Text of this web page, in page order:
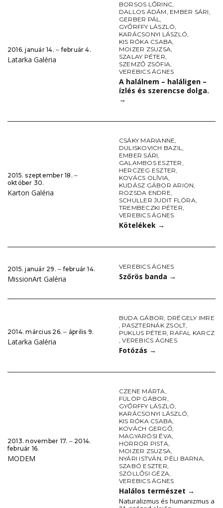
2016. január 14. ‒ február 4.
Latarka Galéria
BORSOS LŐRINC,
DALLOS ÁDÁM, EMBER SÁRI,
GERBER PÁL,
GYŐRFFY LÁSZLÓ,
KARÁCSONYI LÁSZLÓ,
KIS RÓKA CSABA,
MOIZER ZSUZSA,
SZALAY PÉTER,
SZEMZŐ ZSÓFIA,
VEREBICS ÁGNES
A halálnem – haláligen –
ízlés és szerencse dolga.
→
2015. szeptember 18. ‒
október 30.
Karton Galéria
CSÁKY MARIANNE,
DULISKOVICH BAZIL,
EMBER SÁRI,
GALAMBOS ESZTER,
HERCZEG ESZTER,
KOVÁCS OLÍVIA,
KUDÁSZ GÁBOR ARION,
ROZSDA ENDRE,
SCHULLER JUDIT FLÓRA,
TREMBECZKI PÉTER,
VEREBICS ÁGNES
Kötelékek →
2015. január 29. ‒ február 14.
MissionArt Galéria
VEREBICS ÁGNES
Szőrös banda →
2014. március 26. ‒ április 9.
Latarka Galéria
BUDA GÁBOR, DRÉGELY IMRE
, PASZTERNÁK ZSOLT,
PUKLUS PÉTER, RAFAL KARCZ
,VEREBICS ÁGNES
Fotózás →
2013. november 17. ‒ 2014.
február 16.
MODEM
CZENE MÁRTA,
FÜLÖP GÁBOR,
GYŐRFFY LÁSZLÓ,
KARÁCSONYI LÁSZLÓ,
KIS RÓKA CSABA,
KOVÁCH GERGŐ,
MAGYARÓSI ÉVA,
HORROR PISTA,
MOIZER ZSUZSA,
NYÁRI ISTVÁN, PÉLI BARNA,
SZABÓ ESZTER,
SZÖLLŐSI GÉZA,
VEREBICS ÁGNES
Halálos természet →
Naturalizmus és humanizmus a